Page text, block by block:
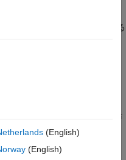
号を付けたレポートを作成する
オブジェクトのレポートを作
(English)
(English)